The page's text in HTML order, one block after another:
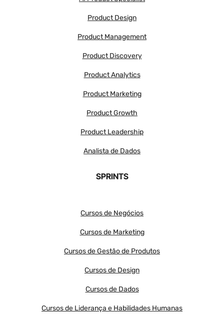
Product Design
Product Management
Product Discovery
Product Analytics
Product Marketing
Product Growth
Product Leadership
Analista de Dados
SPRINTS
Cursos de Negócios
Cursos de Marketing
Cursos de Gestão de Produtos
Cursos de Design
Cursos de Dados
Cursos de Liderança e Habilidades Humanas